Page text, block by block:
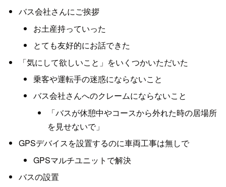
バス会社さんにご挨拶
お土産持っていった
とても友好的にお話できた
「気にして欲しいこと」をいくつかいただいた
乗客や運転手の迷惑にならないこと
バス会社さんへのクレームにならないこと
「バスが休憩中やコースから外れた時の居場所
を見せないで」
GPSデバイスを設置するのに車両工事は無しで
GPSマルチユニットで解決
バスの設置